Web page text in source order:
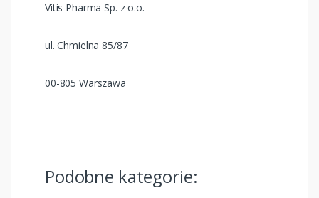
Vitis Pharma Sp. z o.o.
ul. Chmielna 85/87
00-805 Warszawa
Podobne kategorie: